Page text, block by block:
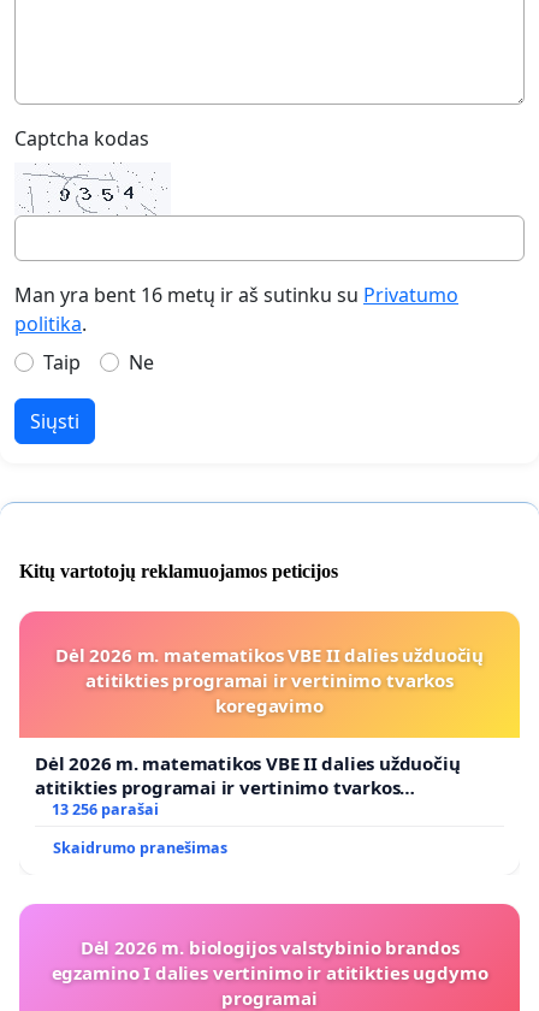
Captcha kodas
Man yra bent 16 metų ir aš sutinku su Privatumo
politika.
Taip
Ne
Siųsti
Kitų vartotojų reklamuojamos peticijos
Dėl 2026 m. matematikos VBE II dalies užduočių
atitikties programai ir vertinimo tvarkos
koregavimo
Dėl 2026 m. matematikos VBE II dalies užduočių
atitikties programai ir vertinimo tvarkos
koregavimo
13 256 parašai
Skaidrumo pranešimas
Dėl 2026 m. biologijos valstybinio brandos
egzamino I dalies vertinimo ir atitikties ugdymo
programai